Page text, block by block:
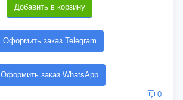
Добавить в корзину
Оформить заказ Telegram
Оформить заказ WhatsApp
0